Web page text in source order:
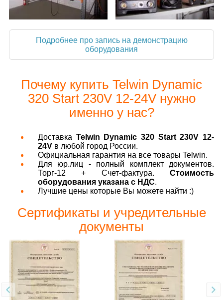
Подробнее про запись на демонстрацию
оборудования
Почему купить Telwin Dynamic
320 Start 230V 12-24V нужно
именно у нас?
Доставка Telwin Dynamic 320 Start 230V 12-
24V в любой город России.
Официальная гарантия на все товары Telwin.
Для юр.лиц - полный комплект документов.
Торг-12 + Счет-фактура. Стоимость
оборудования указана с НДС.
Лучшие цены которые Вы можете найти :)
Сертификаты и учредительные
документы